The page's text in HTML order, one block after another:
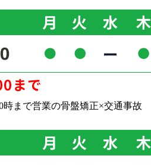
まで営業の骨盤矯正×交通事故